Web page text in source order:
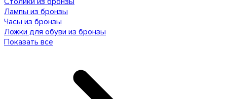
Лампы из бронзы
Часы из бронзы
Ложки для обуви из бронзы
Показать все